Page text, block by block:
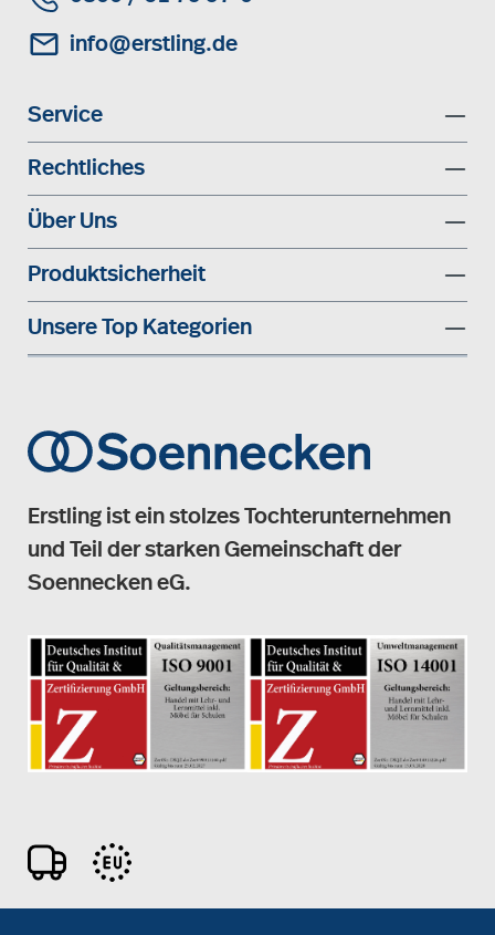
info@erstling.de
Service
Rechtliches
Über Uns
Produktsicherheit
Unsere Top Kategorien
Erstling ist ein stolzes Tochterunternehmen
und Teil der starken Gemeinschaft der
Soennecken eG.